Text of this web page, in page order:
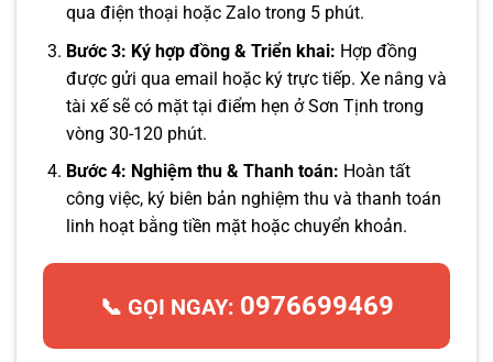
qua điện thoại hoặc Zalo trong 5 phút.
Bước 3: Ký hợp đồng & Triển khai: Hợp đồng
được gửi qua email hoặc ký trực tiếp. Xe nâng và
tài xế sẽ có mặt tại điểm hẹn ở Sơn Tịnh trong
vòng 30-120 phút.
Bước 4: Nghiệm thu & Thanh toán: Hoàn tất
công việc, ký biên bản nghiệm thu và thanh toán
linh hoạt bằng tiền mặt hoặc chuyển khoản.
📞 GỌI NGAY: 0976699469